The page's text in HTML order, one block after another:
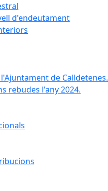
d'endeutament
de Calldetenes.
rebudes l'any 2024.